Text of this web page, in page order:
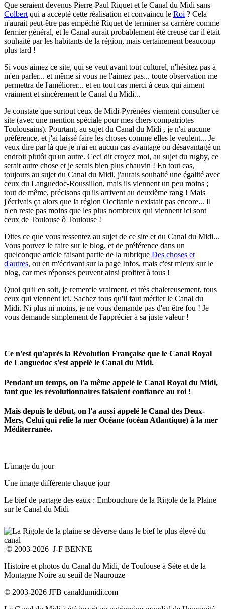
Que seraient devenus Pierre-Paul Riquet et le Canal du Midi sans
Colbert qui a accepté cette réalisation et convaincu le Roi ? Cela
n'aurait peut-être pas empêché Riquet de terminer sa carrière comme
fermier général, et le Canal aurait probablement été creusé car il était
souhaité par les habitants de la région, mais certainement beaucoup
plus tard !
Si vous aimez ce site, qui se veut avant tout culturel, n'hésitez pas à
m'en parler... et même si vous ne l'aimez pas... toute observation me
permettra de l'améliorer... et en tout cas merci à ceux qui aiment
vraiment et sincèrement le Canal du Midi...
Je constate que surtout ceux de Midi-Pyrénées viennent consulter ce
site (avec une mention spéciale pour mes chers compatriotes
Toulousains). Pourtant, au sujet du Canal du Midi , je n'ai aucune
préférence, et j'ai laissé faire les choses comme elles le veulent... Je
veux dire par là que je n'ai en aucun cas avantagé ou désavantagé un
endroit plutôt qu'un autre. Ceci dit croyez moi, au sujet du rugby, ce
serait autre chose et je serais bien plus chauvin ! En tout cas,
toujours au sujet du Canal du Midi, j'aurais souhaité une égalité avec
ceux du Languedoc-Roussillon, mais ils viennent un peu moins ;
tout de même, précisons qu'ils arrivent au deuxième rang ! Mais
j'écrivais ça alors que la région Occitanie n'existait pas encore... Il
n'en reste pas moins que les plus nombreux qui viennent ici sont
ceux de Toulouse ô Toulouse !
Dites ce que vous ressentez au sujet de ce site et du Canal du Midi...
Vous pouvez le faire sur le blog, et de préférence dans un
quelconque article faisant partie de la rubrique Des choses et
d'autres, ou en m'écrivant sur la page Infos, mais c'est mieux sur le
blog, car mes réponses peuvent ainsi profiter à tous !
Quoi qu'il en soit, je remercie vraiment, et très chalereusement, tous
ceux qui viennent ici. Sachez tous qu'il faut mériter le Canal du
Midi. Ni plus ni moins, je ne vous demande pas d'en être fou ! Je
vous demande simplement de l'apprécier à sa juste valeur !
Ce n'est qu'après la Révolution Française que le Canal Royal
de Languedoc s'est appelé le Canal du Midi.
Pendant un temps, on l'a même appelé le Canal Royal du Midi,
tant que les révolutionnaires faisaient confiance au roi !
Mais depuis le début, on l'a aussi appelé le Canal des Deux-
Mers, Celui qui relie la mer Océane (océan Atlantique) à la mer
Méditerranée.
L'image du jour
Une image différente chaque jour
Le bief de partage des eaux : Embouchure de la Rigole de la Plaine
sur le Canal du Midi
© 2003-2026 J-F BENNE
Histoire et photos du Canal du Midi, de Toulouse à Sète et de la
Montagne Noire au seuil de Naurouze
© 2003-2026 JFB canaldumidi.com